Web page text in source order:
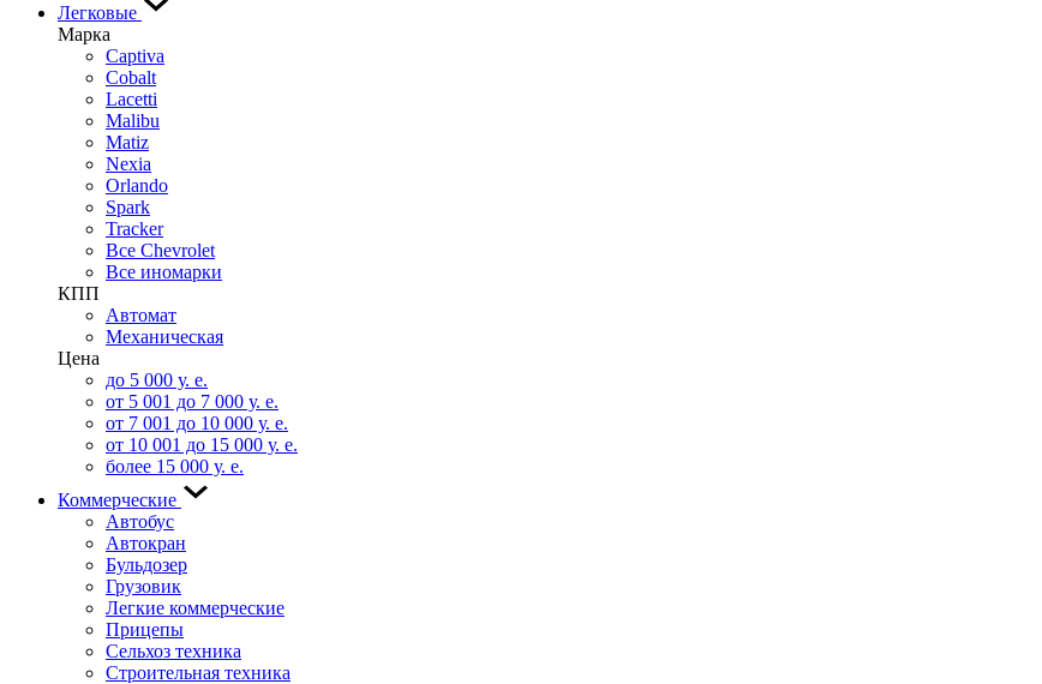
Легковые
Марка
Captiva
Cobalt
Lacetti
Malibu
Matiz
Nexia
Orlando
Spark
Tracker
Все Chevrolet
Все иномарки
КПП
Автомат
Механическая
Цена
до 5 000 у. е.
от 5 001 до 7 000 у. е.
от 7 001 до 10 000 у. е.
от 10 001 до 15 000 у. е.
более 15 000 у. е.
Коммерческие
Автобус
Автокран
Бульдозер
Грузовик
Легкие коммерческие
Прицепы
Сельхоз техника
Строительная техника